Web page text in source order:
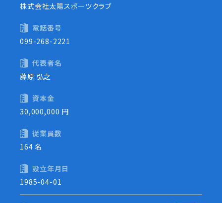
株式会社太陽スポーツクラブ
電話番号
099-268-2221
代表者名
藤原 弘之
資本金
30,000,000 円
従業員数
164 名
設立年月日
1985-04-01